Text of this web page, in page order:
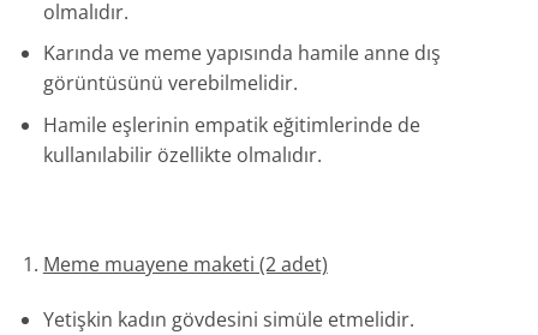
olmalıdır.
Karında ve meme yapısında hamile anne dış
görüntüsünü verebilmelidir.
Hamile eşlerinin empatik eğitimlerinde de
kullanılabilir özellikte olmalıdır.
Meme muayene maketi (2 adet)
Yetişkin kadın gövdesini simüle etmelidir.